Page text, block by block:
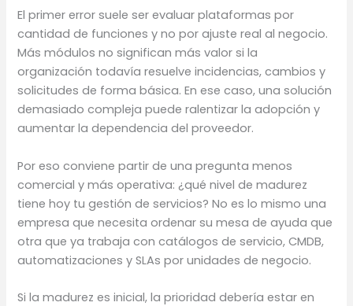
El primer error suele ser evaluar plataformas por
cantidad de funciones y no por ajuste real al negocio.
Más módulos no significan más valor si la
organización todavía resuelve incidencias, cambios y
solicitudes de forma básica. En ese caso, una solución
demasiado compleja puede ralentizar la adopción y
aumentar la dependencia del proveedor.
Por eso conviene partir de una pregunta menos
comercial y más operativa: ¿qué nivel de madurez
tiene hoy tu gestión de servicios? No es lo mismo una
empresa que necesita ordenar su mesa de ayuda que
otra que ya trabaja con catálogos de servicio, CMDB,
automatizaciones y SLAs por unidades de negocio.
Si la madurez es inicial, la prioridad debería estar en